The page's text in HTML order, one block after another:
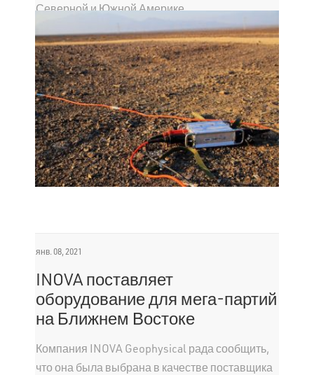
Северной и Южной Америке.
янв. 08, 2021
INOVA поставляет
оборудование для мега-партий
на Ближнем Востоке
Компания INOVA Geophysical рада сообщить,
что она была выбрана в качестве поставщика